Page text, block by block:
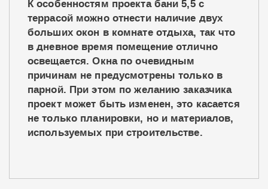
К особенностям проекта бани 5,5 с
террасой можно отнести наличие двух
больших окон в комнате отдыха, так что
в дневное время помещение отлично
освещается. Окна по очевидным
причинам не предусмотрены только в
парной. При этом по желанию заказчика
проект может быть изменен, это касается
не только планировки, но и материалов,
используемых при строительстве.